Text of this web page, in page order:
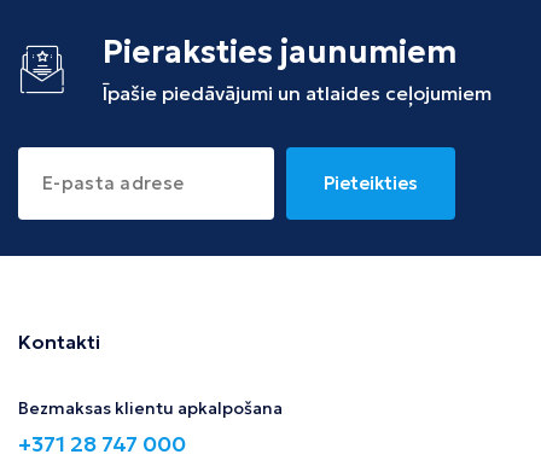
Pieraksties jaunumiem
Īpašie piedāvājumi un atlaides ceļojumiem
Pieteikties
Kontakti
Bezmaksas klientu apkalpošana
+371 28 747 000